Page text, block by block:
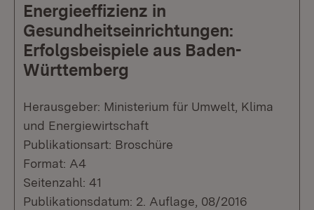
Energieeffizienz in
Gesundheitseinrichtungen:
Erfolgsbeispiele aus Baden-
Württemberg
Herausgeber: Ministerium für Umwelt, Klima
und Energiewirtschaft
Publikationsart: Broschüre
Format: A4
Seitenzahl: 41
Publikationsdatum: 2. Auflage, 08/2016